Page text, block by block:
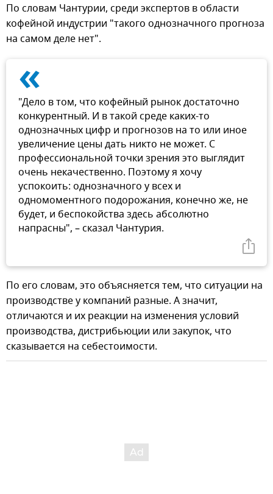
По словам Чантурии, среди экспертов в области
кофейной индустрии "такого однозначного прогноза
на самом деле нет".
«
"Дело в том, что кофейный рынок достаточно
конкурентный. И в такой среде каких-то
однозначных цифр и прогнозов на то или иное
увеличение цены дать никто не может. С
профессиональной точки зрения это выглядит
очень некачественно. Поэтому я хочу
успокоить: однозначного у всех и
одномоментного подорожания, конечно же, не
будет, и беспокойства здесь абсолютно
напрасны", – сказал Чантурия.
По его словам, это объясняется тем, что ситуации на
производстве у компаний разные. А значит,
отличаются и их реакции на изменения условий
производства, дистрибьюции или закупок, что
сказывается на себестоимости.